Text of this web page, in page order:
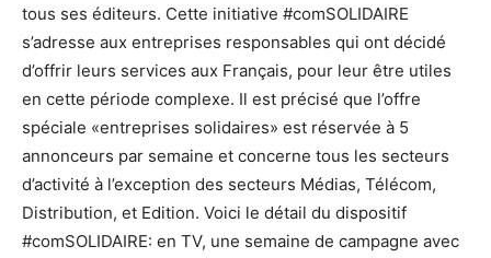
tous ses éditeurs. Cette initiative #comSOLIDAIRE
s’adresse aux entreprises responsables qui ont décidé
d’offrir leurs services aux Français, pour leur être utiles
en cette période complexe. Il est précisé que l’offre
spéciale «entreprises solidaires» est réservée à 5
annonceurs par semaine et concerne tous les secteurs
d’activité à l’exception des secteurs Médias, Télécom,
Distribution, et Edition. Voici le détail du dispositif
#comSOLIDAIRE: en TV, une semaine de campagne avec